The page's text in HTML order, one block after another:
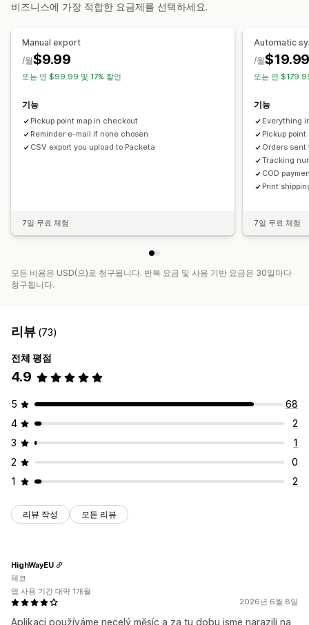
실시간 추적
비즈니스에 가장 적합한 요금제를 선택하세요.
Manual export
$9.99
/월
또는 연 $99.99 및 17% 할인
기능
Pickup point map in checkout
Reminder e-mail if none chosen
CSV export you upload to Packeta
7일 무료 체험
Automatic
/월
또는 연
기능
Everything
Pickup
Orders
Tracking
COD
Print
7일 무료 체험
모든 비용은 USD(으)로 청구됩니다. 반복 요금 및 사용 기반 요금은 30일마다
청구됩니다.
리뷰 (73)
전체 평점
4.9
5
68
4
2
3
1
2
0
1
2
리뷰 작성 모든 리뷰
2026년 6월 8일
Aplikaci používáme necelý měsíc a za tu dobu jsme narazili na
HighWayEU
체코
앱 사용 기간 대략 1개월